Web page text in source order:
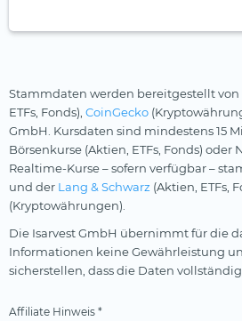
Stammdaten werden bereitgestellt von
ETFs, Fonds), CoinGecko
GmbH. Kursdaten sind mindestens 15
Börsenkurse (Aktien, ETFs, Fonds) oder
Realtime-Kurse – sofern verfügbar –
und der Lang & Schwarz (Aktien, ETFs,
(Kryptowährungen).
Die Isarvest GmbH übernimmt für die
Informationen keine Gewährleistung
sicherstellen, dass die Daten
Affiliate Hinweis *